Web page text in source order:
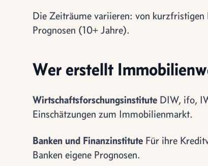
Die Zeiträume variieren: von
Prognosen (10+ Jahre).
Wer erstellt
Wirtschaftsforschungsinstitute DIW, ifo,
Einschätzungen zum Immobilienmarkt.
Banken und Finanzinstitute Für ihre
Banken eigene Prognosen.